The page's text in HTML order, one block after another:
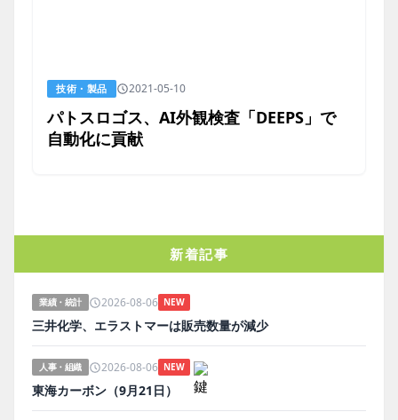
技術・製品 2021-05-10
パトスロゴス、AI外観検査「DEEPS」で
自動化に貢献
新着記事
業績・統計 2026-08-06 NEW
三井化学、エラストマーは販売数量が減少
人事・組織 2026-08-06 NEW
東海カーボン（9月21日）